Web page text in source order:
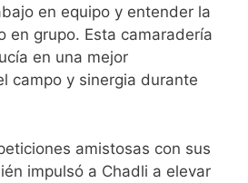
en equipo y entender la
en grupo. Esta camaradería
en una mejor
campo y sinergia durante
amistosas con sus
impulsó a Chadli a elevar